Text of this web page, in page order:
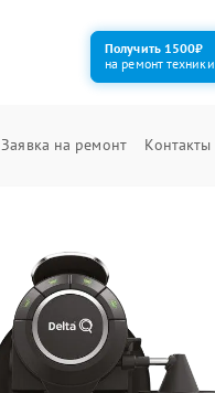
Получить 1500₽
на ремонт техники
Заявка на ремонт Контакты